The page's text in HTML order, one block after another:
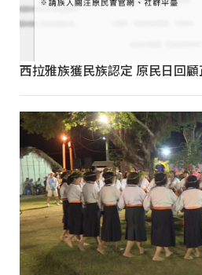
西拉雅族獲民族認定 原民日回